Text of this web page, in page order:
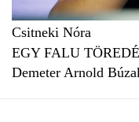
Csitneki Nóra
EGY FALU
Demeter Arnold